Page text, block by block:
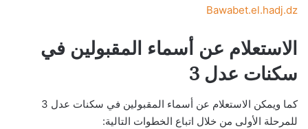
Bawabet.el.hadj.dz
الاستعلام عن أسماء المقبولين في
سكنات عدل 3
كما ويمكن الاستعلام عن أسماء المقبولين في سكنات عدل 3
للمرحلة الأولى من خلال اتباع الخطوات التالية: